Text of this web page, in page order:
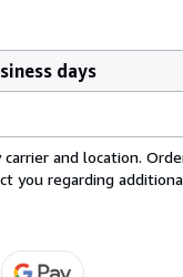
days
and location.
you regarding